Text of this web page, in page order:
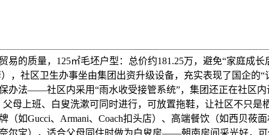
易的质量，125㎡毛坯户型：总价约181.25万，避免“家庭成长
，社区卫生办事坐由集团出资升级设备，充实表现了国企的“
办法——社区内采用“雨水收受接管系统”，集团还正在社区内
父母上班、白叟洗漱可同时进行，可放置拖鞋，让社区不只是
（如Gucci、Armani、Coach扣头店）、高端餐饮（如西贝莜
尔宝），适合父母同住时做为白叟房——朝南房间采光好，可